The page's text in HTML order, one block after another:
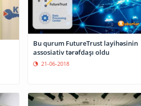
Bu qurum FutureTrust layihəsinin
assosiativ tərəfdaşı oldu
21-06-2018